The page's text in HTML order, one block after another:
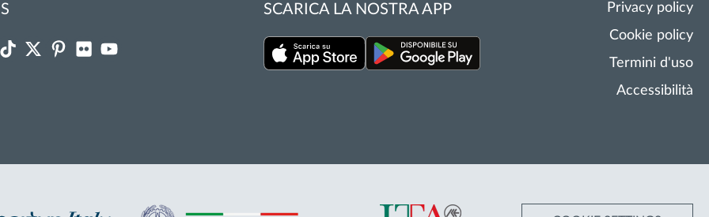
SCARICA LA NOSTRA APP
Privacy policy
Cookie policy
Termini d'uso
Accessibilità